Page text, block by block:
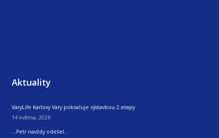
Aktuality
VaryLife Karlovy Vary pokračuje výstavbou 2.etapy
14 května, 2026
…Petr navždy odešel…